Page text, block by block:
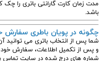
باشد.
چگونه در پویان باطری سفارش
شما پس از انتخاب باتری می توانید
و پس از تکمیل اطلاعات، سفارش
شماره های درج شده در سایت تماس